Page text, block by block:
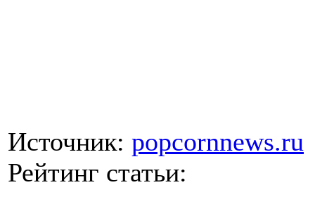
Источник: popcornnews.ru
Рейтинг статьи: